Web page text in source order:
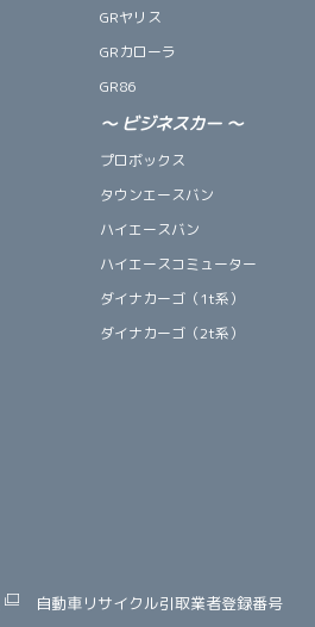
GRヤリス
GRカローラ
GR86
～ ビジネスカー ～
プロボックス
タウンエースバン
ハイエースバン
ハイエースコミューター
ダイナカーゴ（1t系）
ダイナカーゴ（2t系）
自動車リサイクル引取業者登録番号